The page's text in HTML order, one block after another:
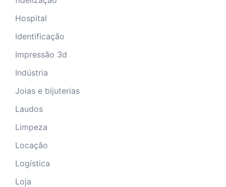
Hospital
Identificação
Impressão 3d
Indústria
Joias e bijuterias
Laudos
Limpeza
Locação
Logística
Loja